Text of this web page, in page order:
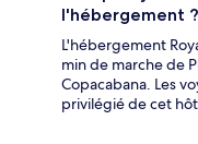
l'hébergement ?
L'hébergement
min de marche de
Copacabana. Les
privilégié de cet